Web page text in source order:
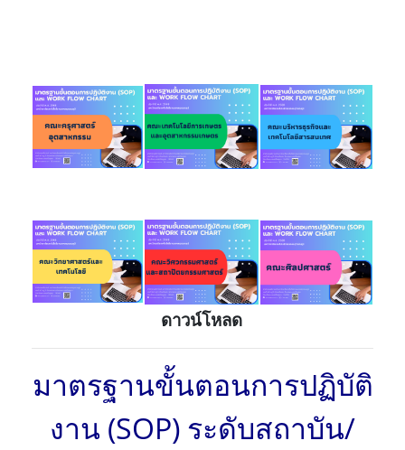
ดาวน์โหลด
มาตรฐานขั้นตอนการปฏิบัติ
งาน (SOP) ระดับสถาบัน/